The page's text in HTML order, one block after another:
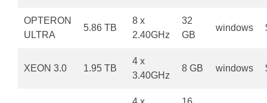
OPTERON
ULTRA
5.86 TB
8 x
2.40GHz
32
GB
windows
XEON 3.0 1.95 TB
4 x
3.40GHz
8 GB windows